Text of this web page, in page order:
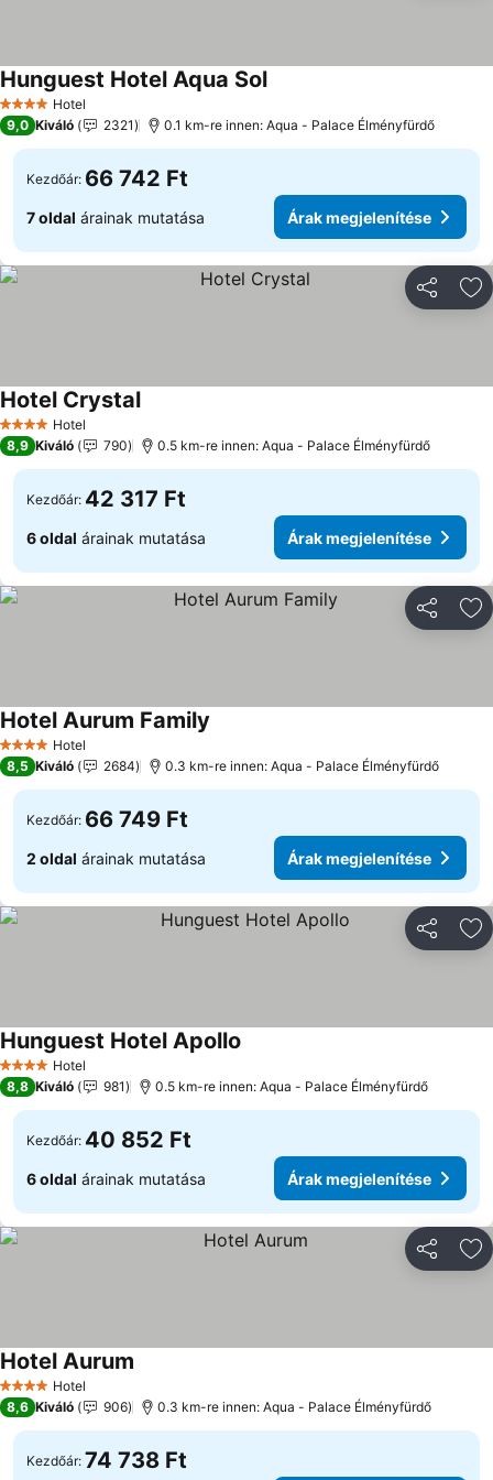
4 KategóriaHotel
Hunguest Hotel Aqua SolÁrak megjelenítése
9,0 Kiváló 2321 0.1 km-re innen: Aqua - Palace Élményfürdő
Kezdőár: 66 742 Ft
7 oldal árainak mutatása Árak megjelenítése
4 KategóriaHotel
Hotel CrystalÁrak megjelenítése
8,9 Kiváló 790 0.5 km-re innen: Aqua - Palace Élményfürdő
Kezdőár: 42 317 Ft
6 oldal árainak mutatása Árak megjelenítése
4 KategóriaHotel
Hotel Aurum Family
8,5 Kiváló 2684 0.3 km-re innen: Aqua - Palace Élményfürdő
Kezdőár: 66 749 Ft
2 oldal árainak mutatása Árak megjelenítése
4 KategóriaHotel
Hunguest Hotel Apollo
8,8 Kiváló 981 0.5 km-re innen: Aqua - Palace Élményfürdő
Kezdőár: 40 852 Ft
6 oldal árainak mutatása Árak megjelenítése
4 KategóriaHotel
Hotel Aurum
8,6 Kiváló 906 0.3 km-re innen: Aqua - Palace Élményfürdő
Kezdőár: 74 738 Ft